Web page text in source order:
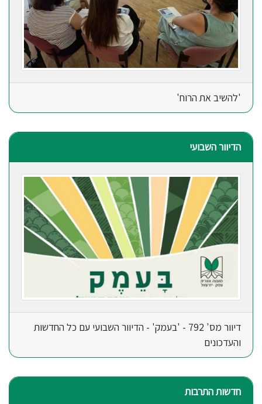
'להשיב את הרוח'
הדיוור השבועי
דיוור מס' 792 - 'בעמק' - הדיוור השבועי עם כל החדשות
והעדכונים
חדשות התרבות